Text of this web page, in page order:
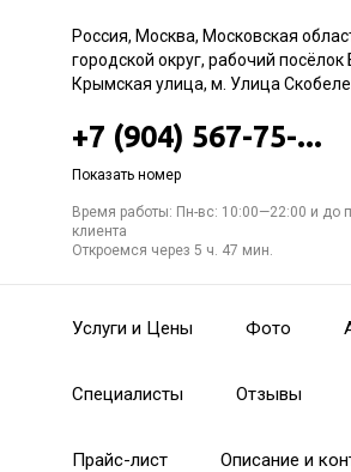
Россия, Москва, Московская
городской округ, рабочий посёлок
Крымская улица, м. Улица
+7 (904) 567-75-...
Показать номер
Время работы: Пн-вс: 10:00—22:00 и до
клиента
Откроемся через 5 ч. 47 мин.
Услуги и Цены Фото
Специалисты Отзывы
Прайс-лист Описание и